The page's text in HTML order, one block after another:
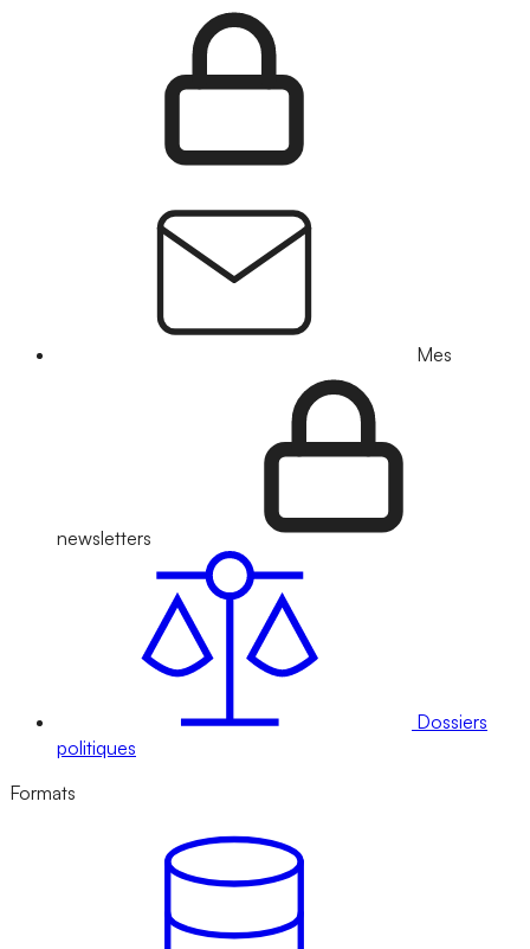
Mes
newsletters
Dossiers
politiques
Formats